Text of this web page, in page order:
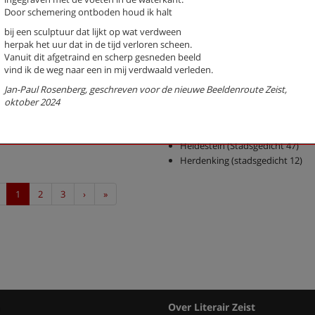
Dichterswijk (Stadsgedicht 58)
Droomkwartet (Stadsgedicht 26)
Estuarium (Stadsgedicht 15)
Expositie (stadsgedicht 29)
Fietser met ringslang
Heidestein (Stadsgedicht 47)
Herdenking (stadsgedicht 12)
1 2 3 ›Next»Last
Door schemering ontboden houd ik halt
bij een sculptuur dat lijkt op wat verdween
herpak het uur dat in de tijd verloren scheen.
Vanuit dit afgetraind en scherp gesneden beeld
vind ik de weg naar een in mij verdwaald verleden.
Jan-Paul Rosenberg, geschreven voor de nieuwe Beeldenroute Zeist,
oktober 2024
Over Literair Zeist